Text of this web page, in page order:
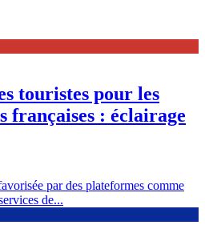
touristes pour les
françaises : éclairage
par des plateformes comme
de...